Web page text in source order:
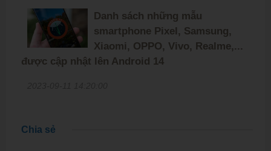
Danh sách những mẫu
smartphone Pixel, Samsung,
Xiaomi, OPPO, Vivo, Realme,...
được cập nhật lên Android 14
Chia sẻ